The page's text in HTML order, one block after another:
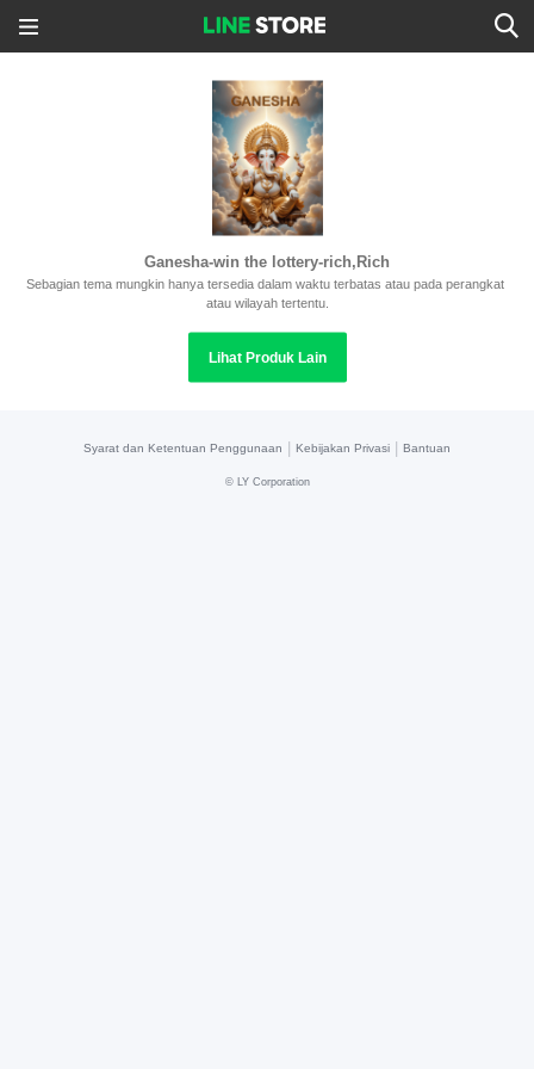
Ganesha-win the lottery-rich,Rich
Sebagian tema mungkin hanya tersedia dalam waktu terbatas atau pada perangkat
atau wilayah tertentu.
Lihat Produk Lain
Syarat dan Ketentuan Penggunaan Kebijakan Privasi Bantuan
© LY Corporation